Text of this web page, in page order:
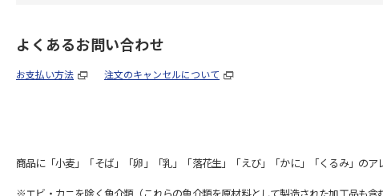
よくあるお問い合わせ
お支払い方法 注文のキャンセルについて
商品に「小麦」「そば」「卵」「乳」「落花生」「えび」「かに」「くるみ」のア